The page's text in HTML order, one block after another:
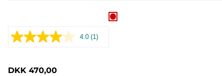
4.0 Læs
(1)
DKK 470,00